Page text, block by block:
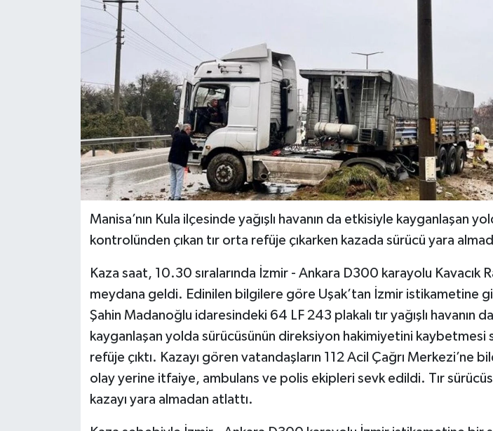
Manisa’nın Kula ilçesinde yağışlı havanın da etkisiyle kayganlaşan
kontrolünden çıkan tır orta refüje çıkarken kazada sürücü yara
Kaza saat, 10.30 sıralarında İzmir - Ankara D300 karayolu Kavacık
meydana geldi. Edinilen bilgilere göre Uşak’tan İzmir istikametine
Şahin Madanoğlu idaresindeki 64 LF 243 plakalı tır yağışlı havanın
kayganlaşan yolda sürücüsünün direksiyon hakimiyetini kaybetmesi
refüje çıktı. Kazayı gören vatandaşların 112 Acil Çağrı Merkezi’ne
olay yerine itfaiye, ambulans ve polis ekipleri sevk edildi. Tır
kazayı yara almadan atlattı.